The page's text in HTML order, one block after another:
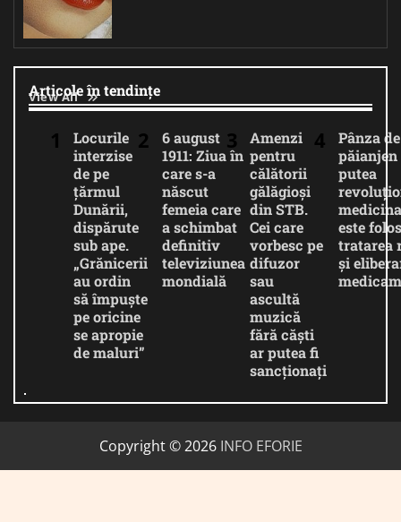
Articole în tendințe
View All
Locurile
interzise
de pe
țărmul
Dunării,
dispărute
sub ape.
„Grănicerii
au ordin
să împuște
pe oricine
se apropie
de maluri”
6 august
1911: Ziua în
care s-a
născut
femeia care
a schimbat
definitiv
televiziunea
mondială
Amenzi
pentru
călătorii
gălăgioși
din STB.
Cei care
vorbesc pe
difuzor
sau
ascultă
muzică
fără căști
ar putea fi
sancționați
Pânza de
păianjen
putea
este
tratarea
și
Copyright © 2026 INFO EFORIE